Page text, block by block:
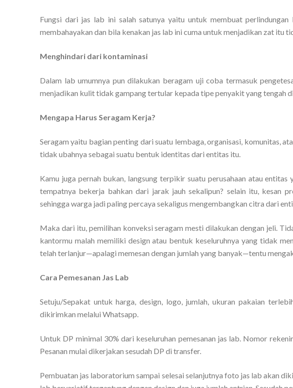
Fungsi dari jas lab ini salah satunya yaitu untuk membuat
membahayakan dan bila kenakan jas lab ini cuma untuk menjadikan zat itu
Menghindari dari kontaminasi
Dalam lab umumnya pun dilakukan beragam uji coba termasuk
menjadikan kulit tidak gampang tertular kepada tipe penyakit yang tengah
Mengapa Harus Seragam Kerja?
Seragam yaitu bagian penting dari suatu lembaga, organisasi, komunitas,
tidak ubahnya sebagai suatu bentuk identitas dari entitas itu.
Kamu juga pernah bukan, langsung terpikir suatu perusahaan atau entitas
tempatnya bekerja bahkan dari jarak jauh sekalipun? selain itu, kesan
sehingga warga jadi paling percaya sekaligus mengembangkan citra dari
Maka dari itu, pemilihan konveksi seragam mesti dilakukan dengan jeli.
kantormu malah memiliki design atau bentuk keseluruhnya yang tidak
telah terlanjur—apalagi memesan dengan jumlah yang banyak—tentu
Cara Pemesanan Jas Lab
Setuju/Sepakat untuk harga, design, logo, jumlah, ukuran pakaian
dikirimkan melalui Whatsapp.
Untuk DP minimal 30% dari keseluruhan pemesanan jas lab. Nomor
Pesanan mulai dikerjakan sesudah DP di transfer.
Pembuatan jas laboratorium sampai selesai selanjutnya foto jas lab akan